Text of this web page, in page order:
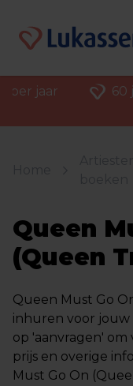
per jaar 60
Queen
(Queen
Queen Must Go
inhuren voor jouw
op 'aanvragen'
prijs en overige
Must Go On